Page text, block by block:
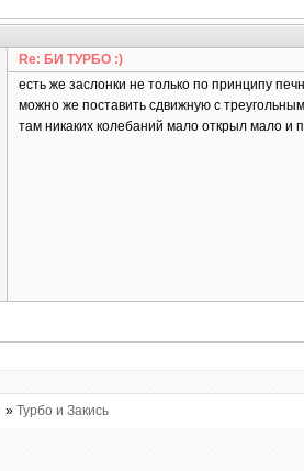
Re: БИ ТУРБО :)
есть же заслонки не только по принципу
можно же поставить сдвижную с
там никаких колебаний мало открыл мало и
» Турбо и Закись